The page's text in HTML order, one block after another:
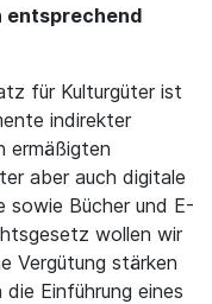
entsprechend
für Kulturgüter ist
indirekter
ermäßigten
aber auch digitale
sowie Bücher und E-
wollen wir
Vergütung stärken
Einführung eines